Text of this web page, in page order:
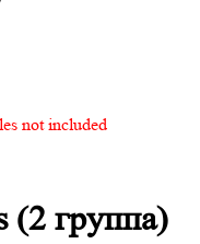
not included
группа)